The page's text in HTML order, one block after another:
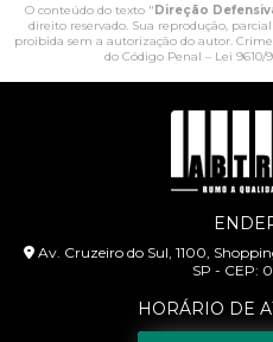
O conteúdo do texto "Direção
direito reservado. Sua reprodução,
proibida sem a autorização do autor.
do Código Penal – Lei 9610/
Av. Cruzeiro do Sul, 1100,
SP - CEP:
HORÁRIO DE
Segunda à